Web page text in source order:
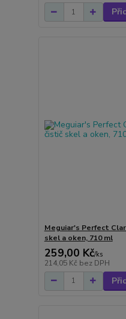
Meguiar's Perfect
skel a oken, 710 ml
259,00 Kč/ks
214,05 Kč bez DPH